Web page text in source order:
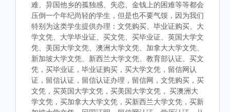
难、异国他乡的孤独感、失恋、金钱上的困难等等都会
压倒一个年纪尚轻的学生，但是也不要气馁，因为我们
特别为这类学生提供办理：文凭购买、毕业证购买、大
学文凭、大学毕业证、买文凭、买毕业证、英国大学文
凭、美国大学文凭、澳洲大学文凭、加拿大大学文凭、
新加坡大学文凭、新西兰大学文凭、教育部认证、买文
凭，买毕业证，毕业证购买，买大学文凭，留信网认
证，留信认证，留信认证办理，留信网，文凭购买，买
文凭，买英国大学文凭，买美国大学文凭， 买澳洲大
学文凭，买加拿大大学文凭，买新西兰大学文凭，买新